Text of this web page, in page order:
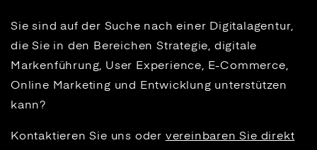
Sie sind auf der Suche nach einer Digitalagentur,
die Sie in den Bereichen Strategie, digitale
Markenführung, User Experience, E-Commerce,
Online Marketing und Entwicklung unterstützen
kann?
Kontaktieren Sie uns oder vereinbaren Sie direkt